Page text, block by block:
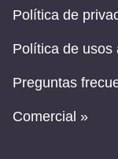
Política de
Política de usos
Preguntas
Comercial »